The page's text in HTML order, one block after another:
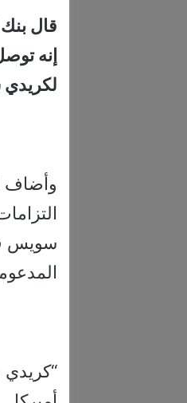
قال
إنه
لكريدي